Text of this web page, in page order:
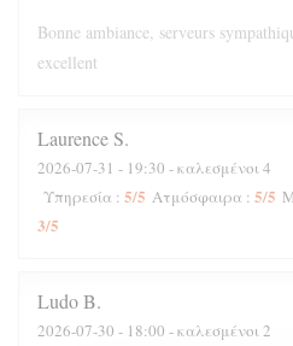
Bonne ambiance, serveurs
excellent
Laurence S
2026-07-31 - 19:30 - καλεσμένοι 4
Υπηρεσία : 5/5 Ατμόσφαιρα : 5/5
3/5
LudoB
2026-07-30 - 18:00 - καλεσμένοι 2